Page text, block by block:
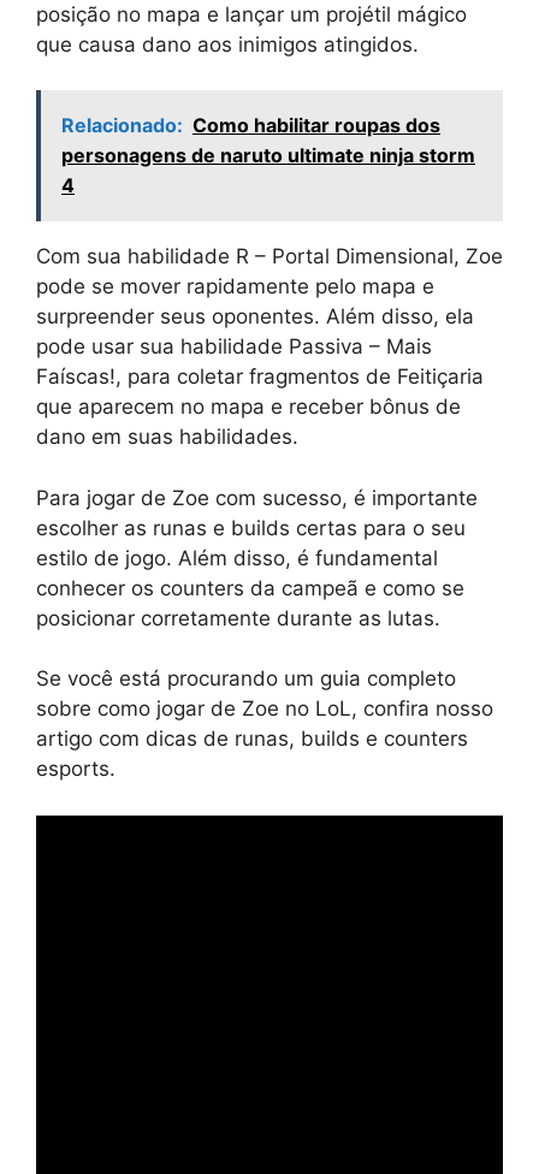
posição no mapa e lançar um projétil mágico
que causa dano aos inimigos atingidos.
Relacionado: Como habilitar roupas dos
personagens de naruto ultimate ninja storm
4
Com sua habilidade R – Portal Dimensional, Zoe
pode se mover rapidamente pelo mapa e
surpreender seus oponentes. Além disso, ela
pode usar sua habilidade Passiva – Mais
Faíscas!, para coletar fragmentos de Feitiçaria
que aparecem no mapa e receber bônus de
dano em suas habilidades.
Para jogar de Zoe com sucesso, é importante
escolher as runas e builds certas para o seu
estilo de jogo. Além disso, é fundamental
conhecer os counters da campeã e como se
posicionar corretamente durante as lutas.
Se você está procurando um guia completo
sobre como jogar de Zoe no LoL, confira nosso
artigo com dicas de runas, builds e counters
esports.